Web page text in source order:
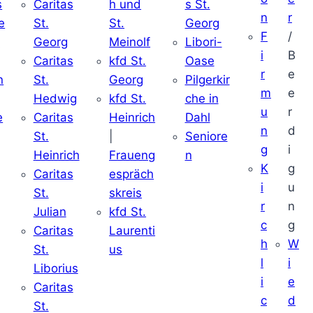
Caritas
St.
Georg
Caritas
St.
Hedwig
Caritas
St.
Heinrich
Caritas
St.
Julian
Caritas
St.
Liborius
Caritas
St.
h und
St.
Meinolf
kfd St.
Georg
kfd St.
Heinrich
Fraueng
espräch
skreis
kfd St.
Laurenti
us
s St.
Georg
Libori-
Oase
Pilgerkir
che in
Dahl
Seniore
n
n
F
i
r
m
u
n
g
K
i
r
c
h
l
i
c
r
/
B
e
e
r
d
i
g
u
n
g
W
i
e
d